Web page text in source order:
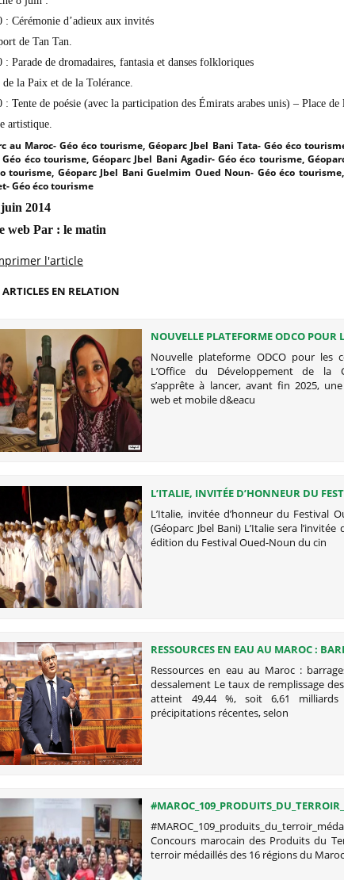
: Cérémonie d’adieux aux invités
de Tan Tan.
: Parade de dromadaires, fantasia et danses folkloriques
de la Paix et de la Tolérance.
: Tente de poésie (avec la participation des Émirats arabes unis) – Place de
artistique.
au Maroc- Géo éco tourisme, Géoparc Jbel Bani Tata- Géo éco
Géo éco tourisme, Géoparc Jbel Bani Agadir- Géo éco tourisme,
tourisme, Géoparc Jbel Bani Guelmim Oued Noun- Géo éco
Géo éco tourisme
2014
web Par : le matin
l'article
ARTICLES EN RELATION
NOUVELLE PLATEFORME ODCO POUR
EN 2025
Nouvelle plateforme ODCO pour les
L’Office du Développement de la
s’apprête à lancer, avant fin 2025,
web et mobile d&eacu
L’ITALIE, INVITÉE D’HONNEUR DU
DU CINÉMA (GÉOPARC JBEL BANI)
L’Italie, invitée d’honneur du Festival
(Géoparc Jbel Bani) L’Italie sera
édition du Festival Oued-Noun du cin
RESSOURCES EN EAU AU MAROC :
SUR LE DESSALEMENT
Ressources en eau au Maroc :
dessalement Le taux de remplissage
atteint 49,44 %, soit 6,61
précipitations récentes, selon
Concours marocain des Produits du
terroir médaillés des 16 régions du